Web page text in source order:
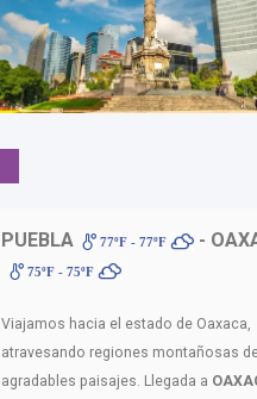
PUEBLA 77ºF - 77ºF -
75ºF - 75ºF
Viajamos hacia el estado de Oaxaca,
atravesando regiones montañosas
agradables paisajes. Llegada a